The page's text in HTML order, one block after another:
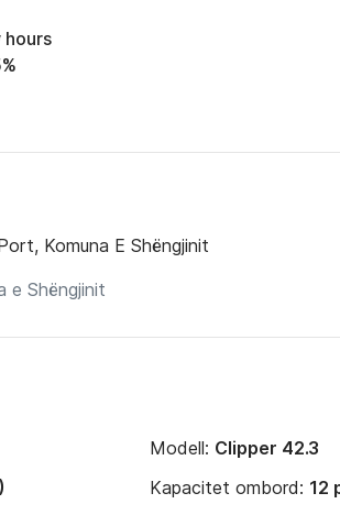
Komuna E Shëngjinit
Modell: Clipper 42.3
Kapacitet ombord: 12